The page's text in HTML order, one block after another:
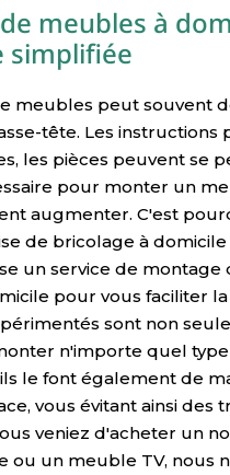
meubles à
simplifiée
meubles peut souvent
tête. Les instructions
les pièces peuvent se
pour monter un
augmenter. C'est
de bricolage à domicile
un service de montage
pour vous faciliter la
sont non
n'importe quel
le font également de
vous évitant ainsi des
veniez d'acheter un
ou un meuble TV, nous